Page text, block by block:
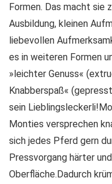
Formen. Das macht sie
Ausbildung, kleinen
liebevollen
es in weiteren Formen
»leichter Genuss«
Knabberspaß«
sein
Monties versprechen
sich jedes Pferd gern
Pressvorgang härter
Oberfläche.Dadurch